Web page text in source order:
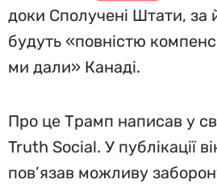
доки Сполучені Штати, за
будуть «повністю
ми дали» Канаді.
Про це Трамп написав у
Truth Social. У публікації
пов’язав можливу